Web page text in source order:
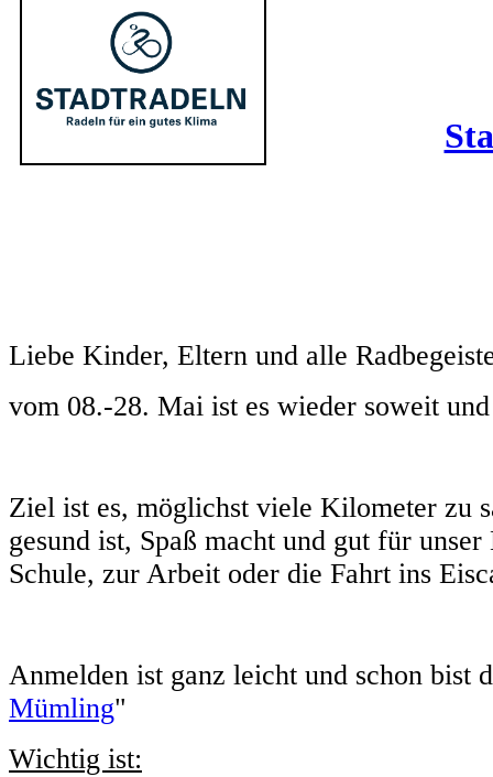
Liebe Kinder, Eltern und alle
vom 08.-28. Mai ist es wieder soweit
Ziel ist es, möglichst viele Kilometer zu
gesund ist, Spaß macht und gut für
Schule, zur Arbeit oder die Fahrt ins
Anmelden ist ganz leicht und schon bist
Mümling"
Wichtig ist: